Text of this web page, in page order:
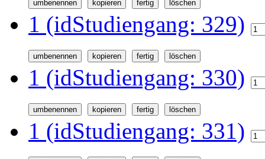
1 (idStudiengang: 329)
1 (idStudiengang: 330)
1 (idStudiengang: 331)